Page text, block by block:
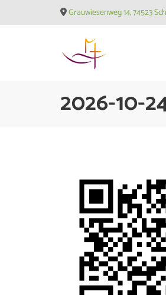
to
Grauwiesenweg 14, 74523
2026-10-